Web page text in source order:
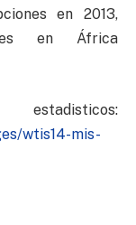
en 2013,
en África
wtis14-mis-